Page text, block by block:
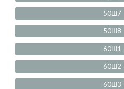
50Ш7
50Ш8
60Ш1
60Ш2
60Ш3